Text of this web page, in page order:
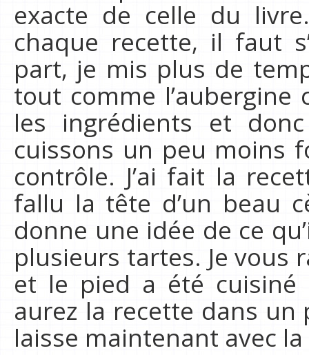
exacte de celle du
chaque recette, il faut
part, je mis plus de
tout comme
les ingrédients et
cuissons un peu moins
contrôle. J’ai fait la
fallu la tête d’un beau
donne une idée de ce
plusieurs tartes. Je vous
et le pied a été cuisiné
aurez la recette dans
laisse maintenant avec